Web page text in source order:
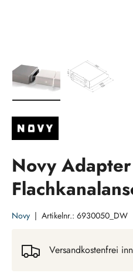
Novy
Novy | Artikelnr.: 6930050_DW
Versandkostenfrei